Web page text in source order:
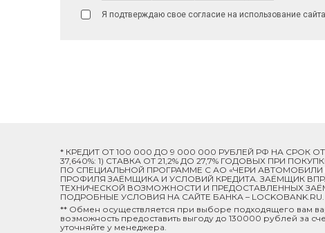
Я подтверждаю свое согласие на использование
* КРЕДИТ ОТ 100 000 ДО 9 000 000 РУБЛЕЙ РФ НА СРОК
37,640%: 1) СТАВКА ОТ 21,2% ДО 27,7% ГОДОВЫХ ПРИ
ПО СПЕЦИАЛЬНОЙ ПРОГРАММЕ C АО «ЧЕРИ АВТОМОБИЛИ
ПРОФИЛЯ ЗАЁМЩИКА И УСЛОВИЙ КРЕДИТА. ЗАЁМЩИК
ТЕХНИЧЕСКОЙ ВОЗМОЖНОСТИ И ПРЕДОСТАВЛЕННЫХ
ПОДРОБНЫЕ УСЛОВИЯ НА САЙТЕ БАНКА –
** Обмен осуществляется при выборе подходящего вам
возможность предоставить выгоду до 130000 рублей за
уточняйте у менеджера.